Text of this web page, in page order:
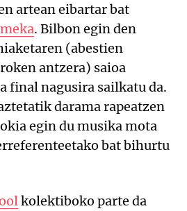
artean eibartar bat
. Bilbon egin den
(abestien
antzera) saioa
final nagusira sailkatu da.
darama rapeatzen
egin du musika mota
bat bihurtu
kolektiboko parte da